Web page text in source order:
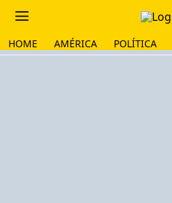
HOME AMÉRICA POLÍTICA